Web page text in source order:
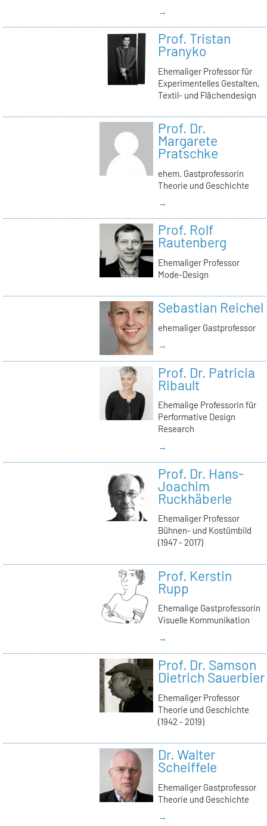
→
Prof. Tristan
Pranyko
Ehemaliger Professor für
Experimentelles Gestalten,
Textil- und Flächendesign
Prof. Dr.
Margarete
Pratschke
ehem. Gastprofessorin
Theorie und Geschichte
→
Prof. Rolf
Rautenberg
Ehemaliger Professor
Mode-Design
Sebastian Reichel
ehemaliger Gastprofessor
→
Prof. Dr. Patricia
Ribault
Ehemalige Professorin für
Performative Design
Research
→
Prof. Dr. Hans-
Joachim
Ruckhäberle
Ehemaliger Professor
Bühnen- und Kostümbild
(1947 - 2017)
Prof. Kerstin
Rupp
Ehemalige Gastprofessorin
Visuelle Kommunikation
→
Prof. Dr. Samson
Dietrich Sauerbier
Ehemaliger Professor
Theorie und Geschichte
(1942 - 2019)
Dr. Walter
Scheiffele
Ehemaliger Gastprofessor
Theorie und Geschichte
→